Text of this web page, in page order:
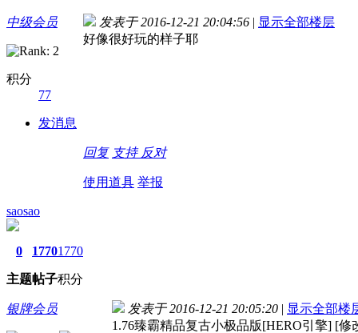
中级会员
积分
77
发消息
发表于 2016-12-21 20:04:56 | 显示全部楼层
好像很好玩的样子耶
回复 支持 反对
使用道具 举报
saosao
0
主题
1770
帖子
1770
积分
银牌会员 发表于 2016-12-21 20:05:20 | 显示全部楼
1.76臻霸精品复古小极品版[HERO引擎] [修